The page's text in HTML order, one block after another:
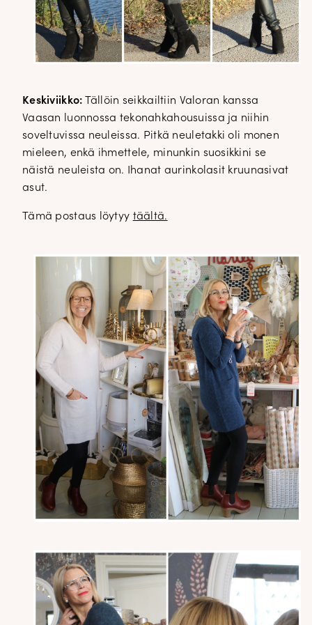
Keskiviikko: Tällöin seikkailtiin Valoran kanssa
Vaasan luonnossa tekonahkahousuissa ja niihin
soveltuvissa neuleissa. Pitkä neuletakki oli monen
mieleen, enkä ihmettele, minunkin suosikkini se
näistä neuleista on. Ihanat aurinkolasit kruunasivat
asut.
Tämä postaus löytyy täältä.